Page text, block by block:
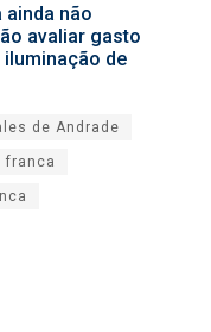
ainda não
avaliar gasto
iluminação de
de Andrade
franca